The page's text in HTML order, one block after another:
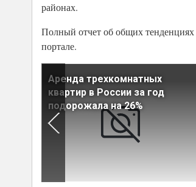
районах.
Полный отчет об общих
портале.
Аренда трехкомнатных
квартир в России за год
подорожала на 26%